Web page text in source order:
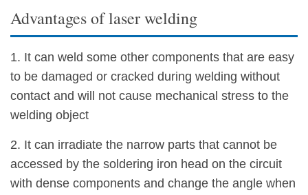
Advantages of laser welding
1. It can weld some other components that are easy
to be damaged or cracked during welding without
contact and will not cause mechanical stress to the
welding object
2. It can irradiate the narrow parts that cannot be
accessed by the soldering iron head on the circuit
with dense components and change the angle when